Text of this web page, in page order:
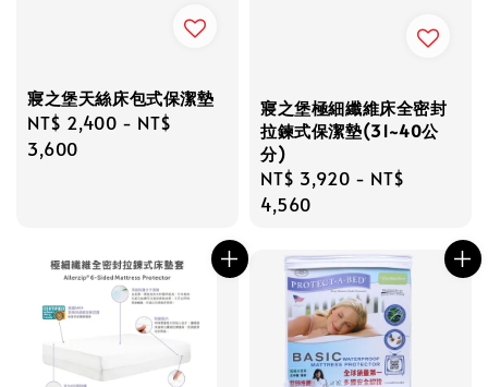
寢之堡天絲床包式保潔墊
Regular
price
NT$ 2,400 - NT$
3,600
寢之堡極細纖維床全密封
拉鍊式保潔墊(31~40公
分)
Regular
price
NT$ 3,920 - NT$
4,560